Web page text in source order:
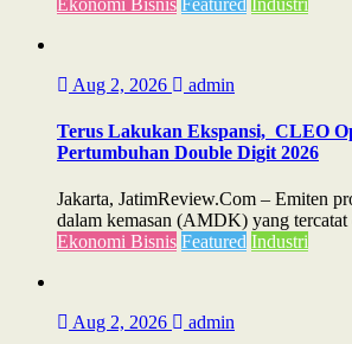
Aug 2, 2026 admin
Terus Lakukan Ekspansi, CLEO
Pertumbuhan Double Digit 2026
Jakarta, JatimReview.Com – Emiten
dalam kemasan (AMDK) yang
Ekonomi Bisnis Featured Industri
Aug 2, 2026 admin